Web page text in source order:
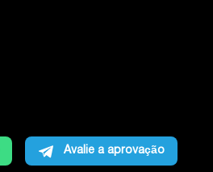
Avalie a aprovação